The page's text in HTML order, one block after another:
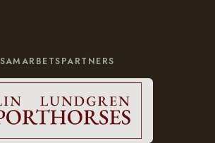
SAMARBETSPARTNERS